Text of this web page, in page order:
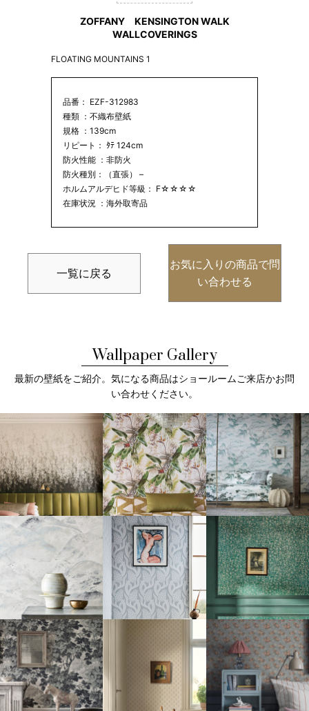
ZOFFANY KENSINGTON WALK
WALLCOVERINGS
FLOATING MOUNTAINS 1
品番： EZF-312983
種類 ：不織布壁紙
規格 ：139cm
リピート： ﾀﾃ 124cm
防火性能 ：非防火
防火種別：（直張） –
ホルムアルデヒド等級： F☆☆☆☆
在庫状況 ：海外取寄品
一覧に戻る
お気に入りの商品で問
い合わせる
Wallpaper Gallery
最新の壁紙をご紹介。気になる商品はショールームご来店かお問
い合わせください。